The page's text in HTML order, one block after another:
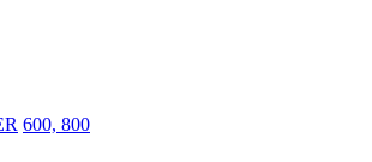
600, 800